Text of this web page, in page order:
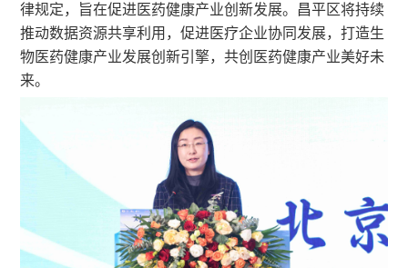
律规定，旨在促进医药健康产业创新发展。昌平区将持续
推动数据资源共享利用，促进医疗企业协同发展，打造生
物医药健康产业发展创新引擎，共创医药健康产业美好未
来。